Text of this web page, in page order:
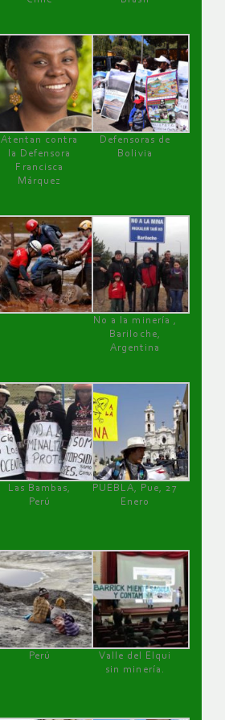
Atentan contra
la Defensora
Francisca
Márquez
Defensoras de
Bolivia
No a la minería ,
Bariloche,
Argentina
Las Bambas,
Perú
PUEBLA, Pue, 27
Enero
Perú
Valle del Elqui
sin minería.